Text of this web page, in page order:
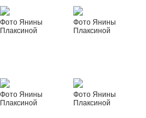
Фото Янины
Плаксиной
Фото Янины
Плаксиной
Фото Янины
Плаксиной
Фото Янины
Плаксиной